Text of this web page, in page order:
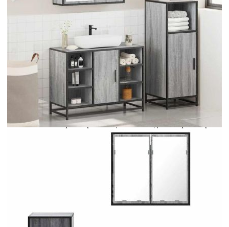
Купи на изплащане
Credit calculator
Комплект мебели за баня от 3 части сив сонома
инженерно дърво
Please select credit institution
Цена на продукта: €273.00
Extraction of information from credit institutions
Предоставената таблица е с информационна цел.
Добавете продукта в количката си с бутона "Добави в
количката" и при поръчка ще можете да изберете броя
Acest tabel are caracter informativ. Adăugați produsul în
coșul de cumpărături unde veți putea selecta detaliile
Предоставената таблица е с информационна цел.
Добавете продукта в количката си с бутона "Добави в
количката" и при поръчка ще можете да изберете броя
вноски на кредита.